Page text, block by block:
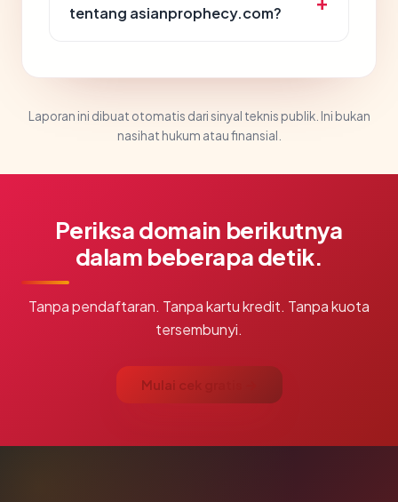
tentang asianprophecy.com?
Laporan ini dibuat otomatis dari sinyal teknis publik. Ini bukan
nasihat hukum atau finansial.
Periksa domain berikutnya
dalam beberapa detik.
Tanpa pendaftaran. Tanpa kartu kredit. Tanpa kuota
tersembunyi.
Mulai cek gratis →